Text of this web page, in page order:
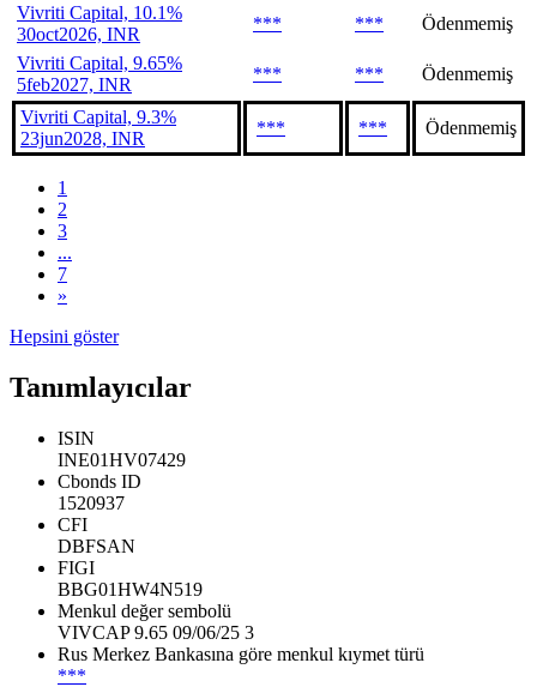
Vivriti Capital, 10.1%
30oct2026, INR
*** ***
Ödenmemiş
Vivriti Capital, 9.65%
5feb2027, INR
*** *** Ödenmemiş
Vivriti Capital, 9.3%
23jun2028, INR
*** *** Ödenmemiş
1
2
3
...
7
»
Hepsini göster
Tanımlayıcılar
ISIN
INE01HV07429
Cbonds ID
1520937
CFI
DBFSAN
FIGI
BBG01HW4N519
Menkul değer sembolü
VIVCAP 9.65 09/06/25 3
Rus Merkez Bankasına göre menkul kıymet türü
***